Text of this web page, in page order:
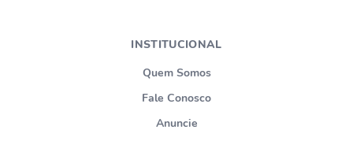
INSTITUCIONAL
Quem Somos
Fale Conosco
Anuncie